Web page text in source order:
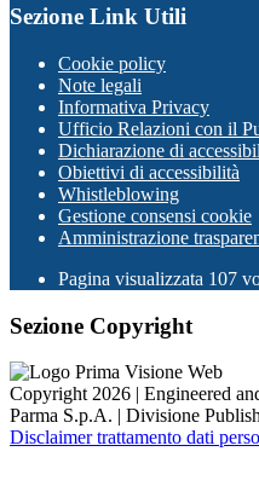
Sezione Link Utili
Cookie policy
Note legali
Informativa Privacy
Ufficio Relazioni con il
Dichiarazione di
Obiettivi di accessibilità
Whistleblowing
Gestione consensi cookie
Amministrazione
Pagina visualizzata 107
Sezione Copyright
Copyright 2026 | Engineered
Parma S.p.A. | Divisione
Disclaimer trattamento dati